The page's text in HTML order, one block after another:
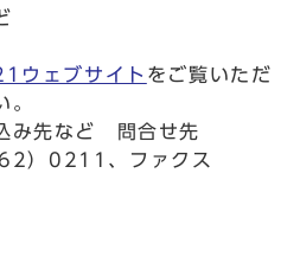
ウェブサイト をご覧いただ
。
み先など 問合せ先
）0211、ファクス